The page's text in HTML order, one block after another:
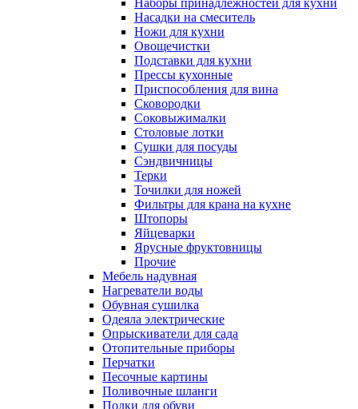
Наборы принадлежностей для кухни
Насадки на смеситель
Ножи для кухни
Овощечистки
Подставки для кухни
Прессы кухонные
Приспособления для вина
Сковородки
Соковыжималки
Столовые лотки
Сушки для посуды
Сэндвичницы
Терки
Точилки для ножей
Фильтры для крана на кухне
Штопоры
Яйцеварки
Ярусные фруктовницы
Прочие
Мебель надувная
Нагреватели воды
Обувная сушилка
Одеяла электрические
Опрыскиватели для сада
Отопительные приборы
Перчатки
Песочные картины
Поливочные шланги
Полки для обуви